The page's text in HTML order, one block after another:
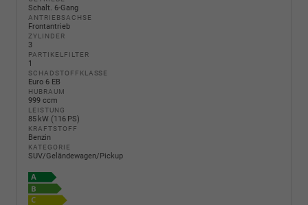
Schalt. 6-Gang
ANTRIEBSACHSE
Frontantrieb
ZYLINDER
3
PARTIKELFILTER
1
SCHADSTOFFKLASSE
Euro 6 EB
HUBRAUM
999 ccm
LEISTUNG
85 kW (116 PS)
KRAFTSTOFF
Benzin
KATEGORIE
SUV/Geländewagen/Pickup